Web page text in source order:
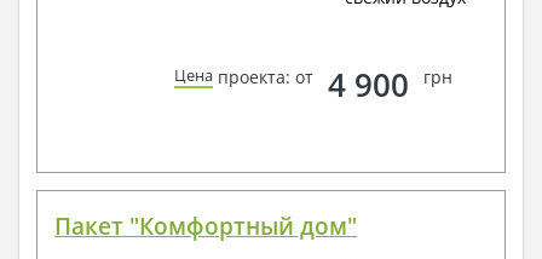
Цена проекта: от 4 900 грн
Пакет "Комфортный дом"